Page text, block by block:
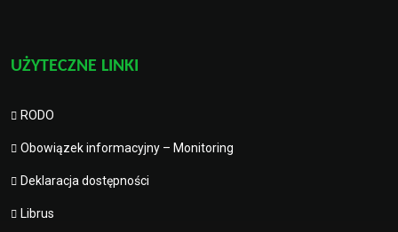
UŻYTECZNE LINKI
RODO
Obowiązek informacyjny – Monitoring
Deklaracja dostępności
Librus